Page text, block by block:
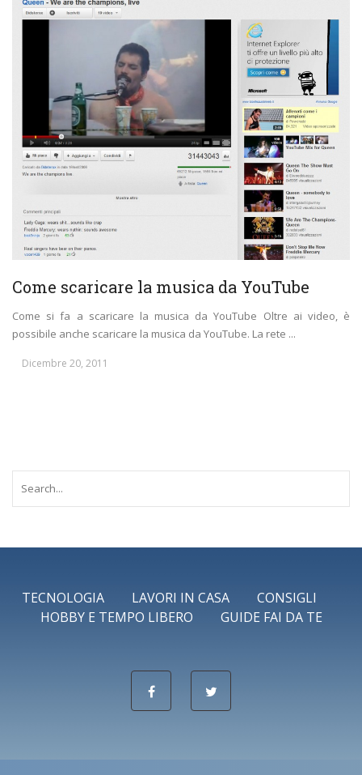
Come scaricare la musica da YouTube
Come si fa a scaricare la musica da YouTube Oltre ai video, è
possibile anche scaricare la musica da YouTube. La rete ...
Dicembre 20, 2011
TECNOLOGIA LAVORI IN CASA
CONSIGLI
HOBBY E TEMPO LIBERO
GUIDE FAI DA TE